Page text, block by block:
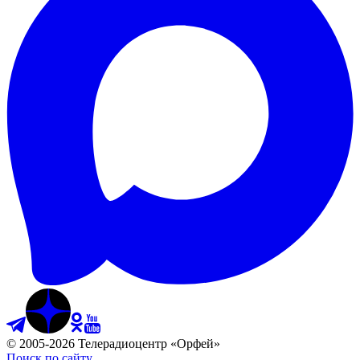
© 2005-2026 Телерадиоцентр «Орфей»